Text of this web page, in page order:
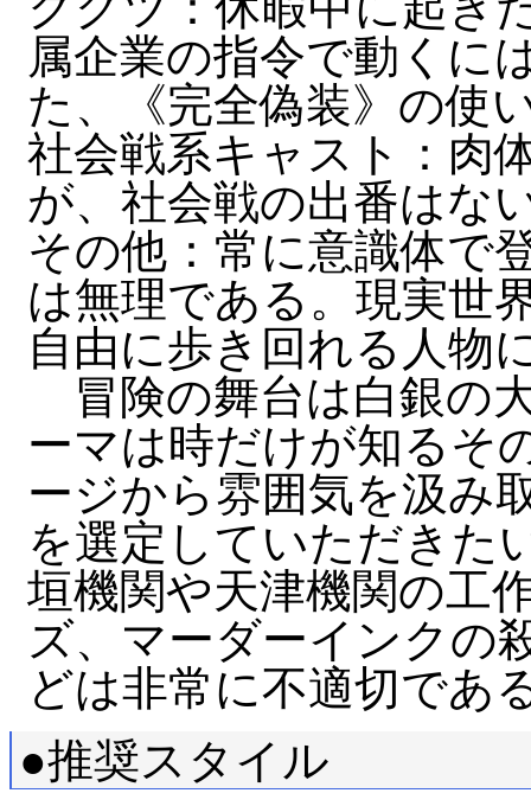
属企業の指令で動くに
た、《完全偽装》の使
社会戦系キャスト：肉
が、社会戦の出番はな
その他：常に意識体で
は無理である。現実世
自由に歩き回れる人物
冒険の舞台は白銀の
ーマは時だけが知るそ
ージから雰囲気を汲み
を選定していただきた
垣機関や天津機関の工
ズ、マーダーインクの
どは非常に不適切であ
●推奨スタイル